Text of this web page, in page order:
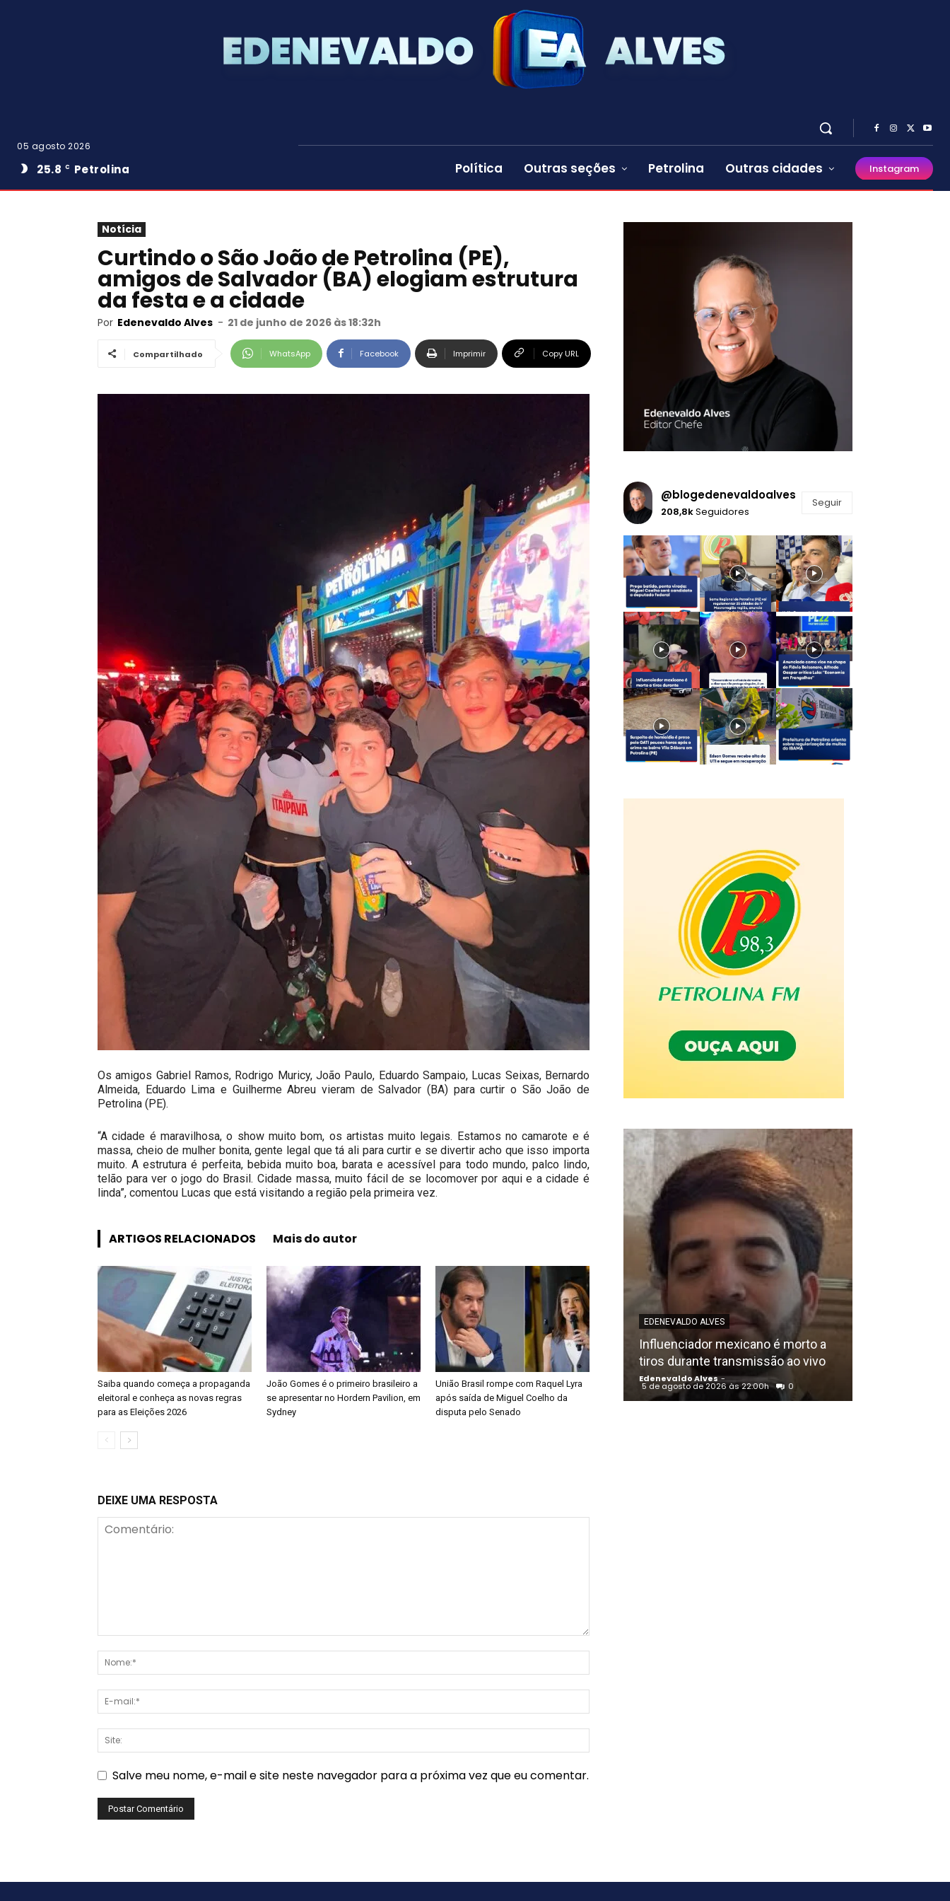
05 agosto 2026
25.8 C Petrolina Política Outras seções Petrolina Outras cidades Instagram
Notícia
Curtindo o São João de Petrolina (PE),
amigos de Salvador (BA) elogiam estrutura
da festa e a cidade
Por Edenevaldo Alves - 21 de junho de 2026 às 18:32h
Compartilhado WhatsApp Facebook Imprimir Copy URL
Os amigos Gabriel Ramos, Rodrigo Muricy, João Paulo, Eduardo Sampaio, Lucas Seixas, Bernardo
Almeida, Eduardo Lima e Guilherme Abreu vieram de Salvador (BA) para curtir o São João de
Petrolina (PE).
“A cidade é maravilhosa, o show muito bom, os artistas muito legais. Estamos no camarote e é
massa, cheio de mulher bonita, gente legal que tá ali para curtir e se divertir acho que isso importa
muito. A estrutura é perfeita, bebida muito boa, barata e acessível para todo mundo, palco lindo,
telão para ver o jogo do Brasil. Cidade massa, muito fácil de se locomover por aqui e a cidade é
linda”, comentou Lucas que está visitando a região pela primeira vez.
ARTIGOS RELACIONADOS Mais do autor
Saiba quando começa a propaganda
eleitoral e conheça as novas regras
para as Eleições 2026
João Gomes é o primeiro brasileiro a
se apresentar no Hordern Pavilion, em
Sydney
União Brasil rompe com Raquel Lyra
após saída de Miguel Coelho da
disputa pelo Senado
DEIXE UMA RESPOSTA
Salve meu nome, e-mail e site neste navegador para a próxima vez que eu comentar.
@blogedenevaldoalves
208,8kSeguidores
Seguir
EDENEVALDO ALVES
Influenciador mexicano é morto a
tiros durante transmissão ao vivo
Edenevaldo Alves -
5 de agosto de 2026 às 22:00h 0